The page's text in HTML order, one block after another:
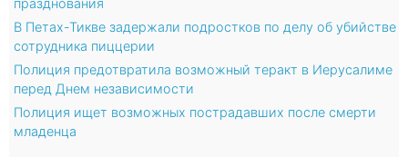
В Петах-Тикве задержали подростков по делу об убийстве
сотрудника пиццерии
Полиция предотвратила возможный теракт в Иерусалиме
перед Днем независимости
Полиция ищет возможных пострадавших после смерти
младенца